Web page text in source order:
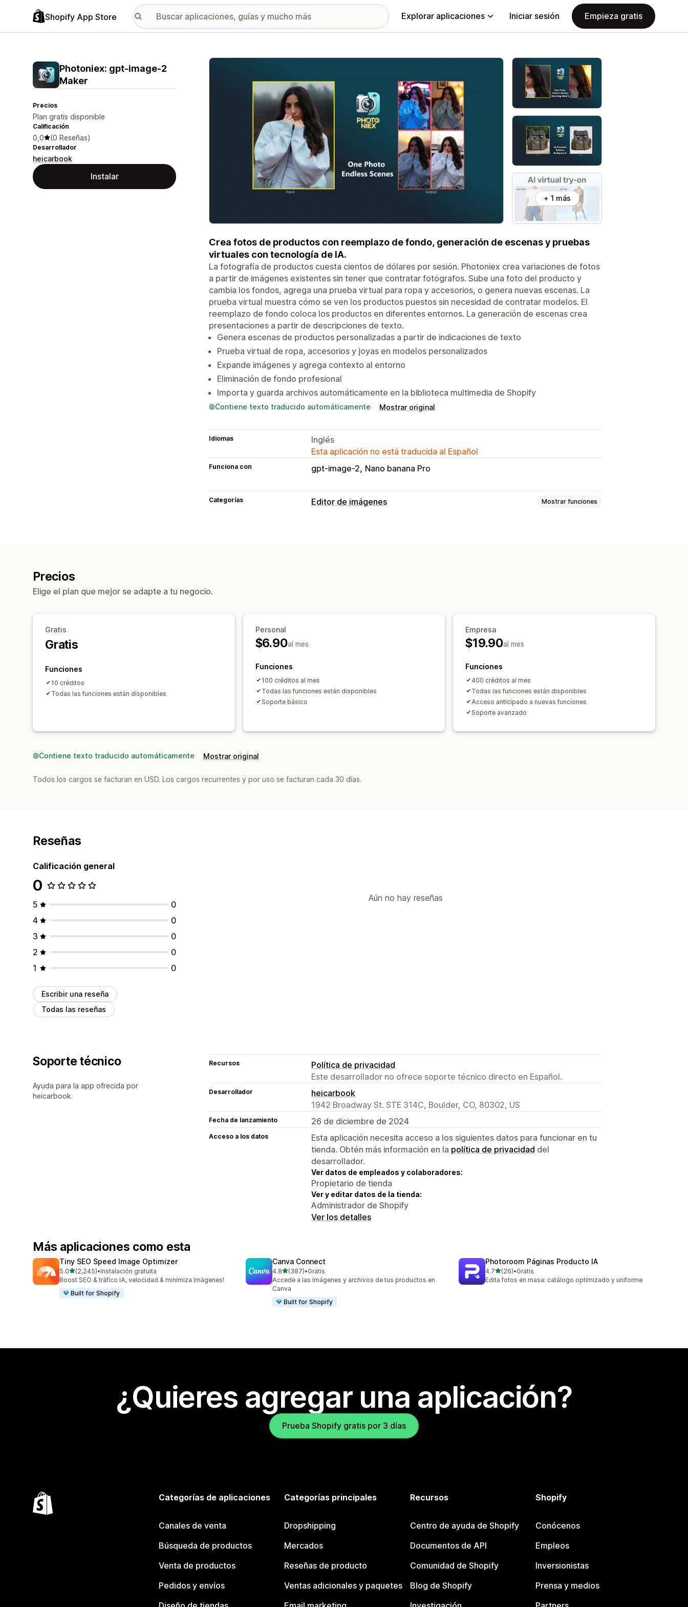
Shopify App Store Explorar aplicaciones Iniciar sesión Empieza gratis
Photoniex: gpt‑image‑2
Maker
Precios
Plan gratis disponible
Calificación
0,0 (0 Reseñas)
Desarrollador
heicarbook
Instalar
Galería de imágenes destacadas
+ 1 más
Crea fotos de productos con reemplazo de fondo, generación de escenas y pruebas
virtuales con tecnología de IA.
La fotografía de productos cuesta cientos de dólares por sesión. Photoniex crea variaciones de fotos
a partir de imágenes existentes sin tener que contratar fotógrafos. Sube una foto del producto y
cambia los fondos, agrega una prueba virtual para ropa y accesorios, o genera nuevas escenas. La
prueba virtual muestra cómo se ven los productos puestos sin necesidad de contratar modelos. El
reemplazo de fondo coloca los productos en diferentes entornos. La generación de escenas crea
presentaciones a partir de descripciones de texto.
Genera escenas de productos personalizadas a partir de indicaciones de texto
Prueba virtual de ropa, accesorios y joyas en modelos personalizados
Expande imágenes y agrega contexto al entorno
Eliminación de fondo profesional
Importa y guarda archivos automáticamente en la biblioteca multimedia de Shopify
Contiene texto traducido automáticamente Mostrar original
Idiomas
Inglés
Esta aplicación no está traducida al Español
Funciona con gpt-image-2 Nano banana Pro
Categorías Editor de imágenes Mostrar funciones
Precios
Elige el plan que mejor se adapte a tu negocio.
Gratis
Gratis
Funciones
10 créditos
Todas las funciones están disponibles
Personal
$6.90al mes
Funciones
100 créditos al mes
Todas las funciones están disponibles
Soporte básico
Empresa
$19.90al mes
Funciones
400 créditos al mes
Todas las funciones están disponibles
Acceso anticipado a nuevas funciones
Soporte avanzado
Contiene texto traducido automáticamente Mostrar original
Todos los cargos se facturan en USD. Los cargos recurrentes y por uso se facturan cada 30 días.
Reseñas
Calificación general
0
5
0
4
0
3
0
2
0
1
0
Escribir una reseña
Todas las reseñas
Aún no hay reseñas
Soporte técnico
Ayuda para la app ofrecida por
heicarbook.
Recursos
Política de privacidad
Este desarrollador no ofrece soporte técnico directo en Español.
Desarrollador
heicarbook
1942 Broadway St. STE 314C, Boulder, CO, 80302, US
Fecha de lanzamiento 26 de diciembre de 2024
Acceso a los datos
Esta aplicación necesita acceso a los siguientes datos para funcionar en tu
tienda. Obtén más información en la política de privacidad del
desarrollador.
Ver datos de empleados y colaboradores:
Propietario de tienda
Ver y editar datos de la tienda:
Administrador de Shopify
Ver los detalles
Más aplicaciones como esta
Tiny SEO Speed Image Optimizer
5.0de 5 estrellas
(2,245)
2245 reseñas en total
•Instalación gratuita
Boost SEO & tráfico IA, velocidad & minimiza imágenes!
Built for Shopify
Canva Connect
4.8de 5 estrellas
(387)
387 reseñas en total
•Gratis
Accede a las imágenes y archivos de tus productos en
Canva
Built for Shopify
Photoroom Páginas Producto IA
4.7de 5 estrellas
(26)
26 reseñas en total
•Gratis
Edita fotos en masa: catálogo optimizado y uniforme
¿Quieres agregar una aplicación?
Prueba Shopify gratis por 3 días
Categorías de aplicaciones
Canales de venta
Búsqueda de productos
Venta de productos
Pedidos y envíos
Categorías principales
Dropshipping
Mercados
Reseñas de producto
Ventas adicionales y paquetes
Recursos
Centro de ayuda de Shopify
Documentos de API
Comunidad de Shopify
Blog de Shopify
Shopify
Conócenos
Empleos
Inversionistas
Prensa y medios